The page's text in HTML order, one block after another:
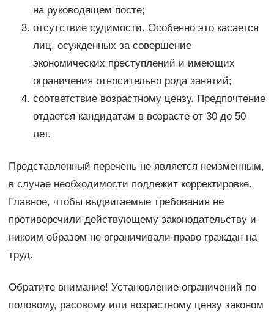
на руководящем посте;
отсутствие судимости. Особенно это касается
лиц, осужденных за совершение
экономических преступлений и имеющих
ограничения относительно рода занятий;
соответствие возрастному цензу. Предпочтение
отдается кандидатам в возрасте от 30 до 50
лет.
Представленный перечень не является неизменным,
в случае необходимости подлежит корректировке.
Главное, чтобы выдвигаемые требования не
противоречили действующему законодательству и
никоим образом не ограничивали право граждан на
труд.
Обратите внимание! Установление ограничений по
половому, расовому или возрастному цензу законом